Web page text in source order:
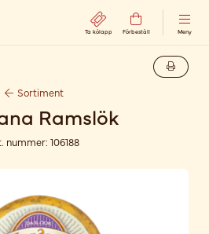
Ta kölapp Förbeställ Meny
Sortiment
Ramslök
nummer: 106188